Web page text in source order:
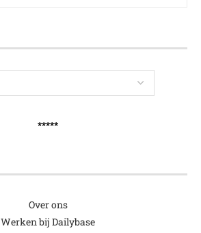
*****
Over ons
Werken bij Dailybase